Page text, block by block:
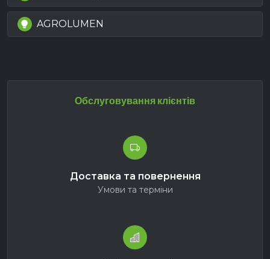
AGROLUMEN
Обслуговування клієнтів
Доставка та повернення
Умови та терміни